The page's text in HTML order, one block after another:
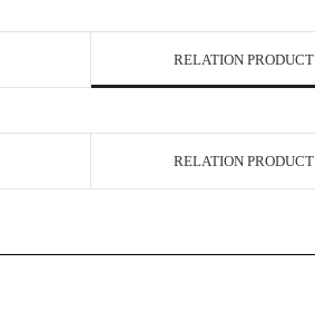
RELATION PRODUCT
RELATION PRODUCT